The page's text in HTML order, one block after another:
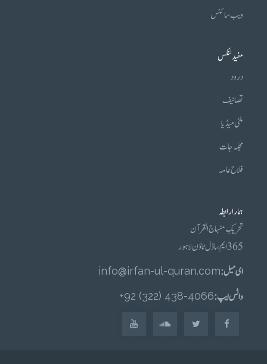
ویب سائٹس
مفید لنکس
درود
تصانیف
ملٹی میڈیا
مجلہ جات
فلاح عامہ
ہمارا رابطہ
تحریکِ منہاج القرآن
365 ایم، ماڈل ٹاؤن لاہور
ای میل :info@irfan-ul-quran.com
واٹس ایپ :4066-438 (322) 92+